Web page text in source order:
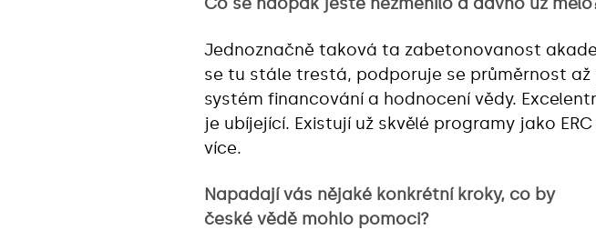
Jednoznačně taková ta zabetonovanost
se tu stále trestá, podporuje se průměrnost
systém financování a hodnocení vědy.
je ubíjející. Existují už skvělé programy jako
více.
Napadají vás nějaké konkrétní kroky, co by
české vědě mohlo pomoci?